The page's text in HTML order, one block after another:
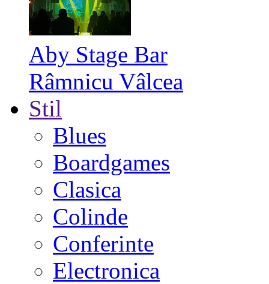
Aby Stage Bar
Râmnicu Vâlcea
Stil
Blues
Boardgames
Clasica
Colinde
Conferinte
Electronica